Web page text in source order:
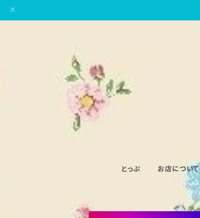
とっぷ お店について